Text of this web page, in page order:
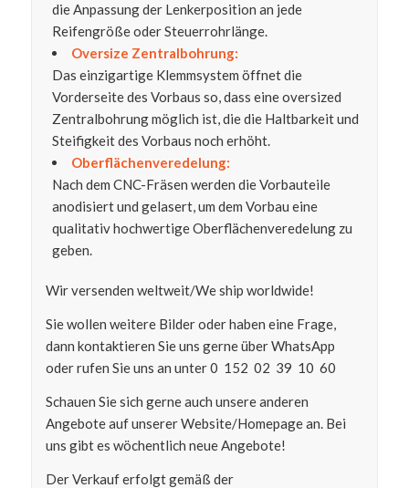
die Anpassung der Lenkerposition an jede
Reifengröße oder Steuerrohrlänge.
Oversize Zentralbohrung:
Das einzigartige Klemmsystem öffnet die
Vorderseite des Vorbaus so, dass eine oversized
Zentralbohrung möglich ist, die die Haltbarkeit und
Steifigkeit des Vorbaus noch erhöht.
Oberflächenveredelung:
Nach dem CNC-Fräsen werden die Vorbauteile
anodisiert und gelasert, um dem Vorbau eine
qualitativ hochwertige Oberflächenveredelung zu
geben.
Wir versenden weltweit/We ship worldwide!
Sie wollen weitere Bilder oder haben eine Frage,
dann kontaktieren Sie uns gerne über WhatsApp
oder rufen Sie uns an unter 0 152 02 39 10 60
Schauen Sie sich gerne auch unsere anderen
Angebote auf unserer Website/Homepage an. Bei
uns gibt es wöchentlich neue Angebote!
Der Verkauf erfolgt gemäß der